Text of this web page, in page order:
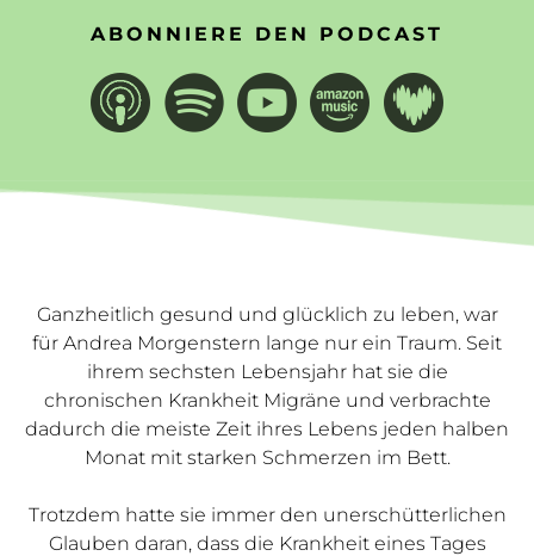
ABONNIERE DEN PODCAST
Ganzheitlich gesund und glücklich zu leben, war
für Andrea Morgenstern lange nur ein Traum. Seit
ihrem sechsten Lebensjahr hat sie die
chronischen Krankheit Migräne und verbrachte
dadurch die meiste Zeit ihres Lebens jeden halben
Monat mit starken Schmerzen im Bett.
Trotzdem hatte sie immer den unerschütterlichen
Glauben daran, dass die Krankheit eines Tages